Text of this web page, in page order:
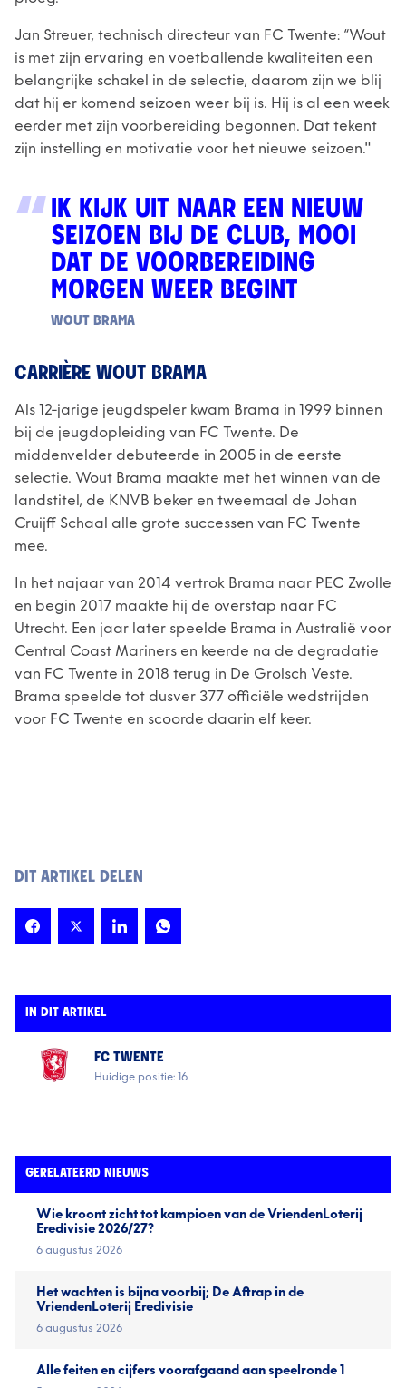
Jan Streuer, technisch directeur van FC Twente: “Wout
is met zijn ervaring en voetballende kwaliteiten een
belangrijke schakel in de selectie, daarom zijn we blij
dat hij er komend seizoen weer bij is. Hij is al een week
eerder met zijn voorbereiding begonnen. Dat tekent
zijn instelling en motivatie voor het nieuwe seizoen."
IK KIJK UIT NAAR EEN NIEUW
SEIZOEN BIJ DE CLUB, MOOI
DAT DE VOORBEREIDING
MORGEN WEER BEGINT
WOUT BRAMA
CARRIÈRE WOUT BRAMA
Als 12-jarige jeugdspeler kwam Brama in 1999 binnen
bij de jeugdopleiding van FC Twente. De
middenvelder debuteerde in 2005 in de eerste
selectie. Wout Brama maakte met het winnen van de
landstitel, de KNVB beker en tweemaal de Johan
Cruijff Schaal alle grote successen van FC Twente
mee.
In het najaar van 2014 vertrok Brama naar PEC Zwolle
en begin 2017 maakte hij de overstap naar FC
Utrecht. Een jaar later speelde Brama in Australië voor
Central Coast Mariners en keerde na de degradatie
van FC Twente in 2018 terug in De Grolsch Veste.
Brama speelde tot dusver 377 officiële wedstrijden
voor FC Twente en scoorde daarin elf keer.
DIT ARTIKEL DELEN
IN DIT ARTIKEL
FC TWENTE
Huidige positie: 16
GERELATEERD NIEUWS
Wie kroont zicht tot kampioen van de VriendenLoterij
Eredivisie 2026/27?
6 augustus 2026
Het wachten is bijna voorbij; De Aftrap in de
VriendenLoterij Eredivisie
6 augustus 2026
Alle feiten en cijfers voorafgaand aan speelronde 1